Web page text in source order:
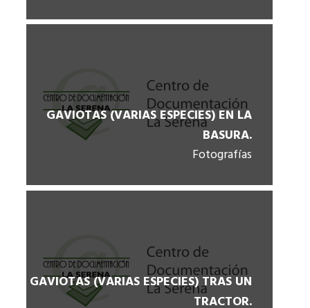
GAVIOTAS (VARIAS ESPECIES) EN LA
BASURA.
Fotografías
GAVIOTAS (VARIAS ESPECIES) TRAS UN
TRACTOR.